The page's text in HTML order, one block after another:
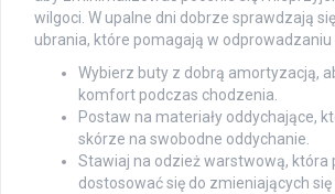
wilgoci. W upalne dni dobrze sprawdzają
ubrania, które pomagają w odprowadzaniu
Wybierz buty z dobrą amortyzacją,
komfort podczas chodzenia.
Postaw na materiały oddychające,
skórze na swobodne oddychanie.
Stawiaj na odzież warstwową, która
dostosować się do zmieniających